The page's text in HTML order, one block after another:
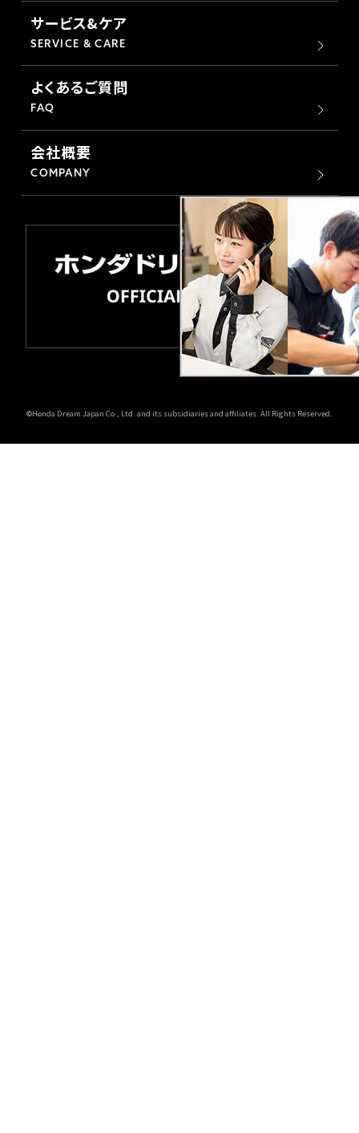
サービス&ケア
SERVICE & CARE
よくあるご質問
FAQ
会社概要
COMPANY
©Honda Dream Japan Co., Ltd. and its subsidiaries and affiliates. All Rights Reserved.